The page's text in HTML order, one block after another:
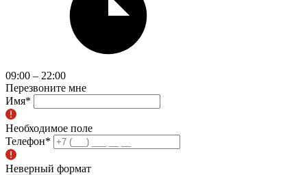
09:00 – 22:00
Перезвоните мне
Имя*
Необходимое поле
Телефон*
Неверный формат